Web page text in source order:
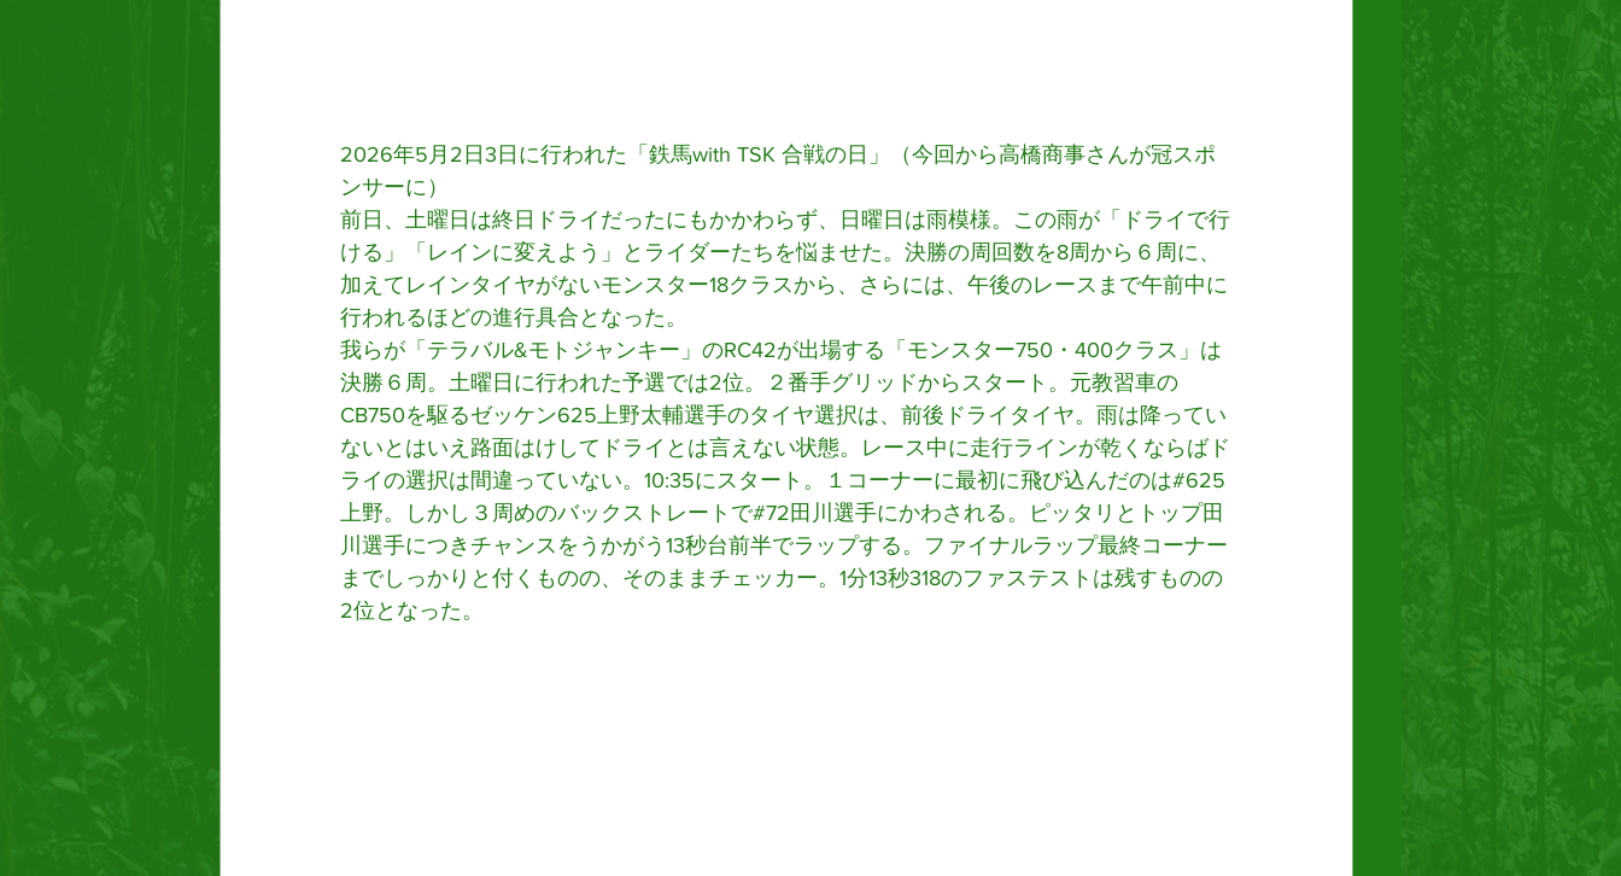
2026年5月2日3日に行われた「鉄馬with TSK 合戦の日」（今回から高橋商事さんが冠スポ
ンサーに）
前日、土曜日は終日ドライだったにもかかわらず、日曜日は雨模様。この雨が「ドライで行
ける」「レインに変えよう」とライダーたちを悩ませた。決勝の周回数を8周から６周に、
加えてレインタイヤがないモンスター18クラスから、さらには、午後のレースまで午前中に
行われるほどの進行具合となった。
我らが「テラバル&モトジャンキー」のRC42が出場する「モンスター750・400クラス」は
決勝６周。土曜日に行われた予選では2位。２番手グリッドからスタート。元教習車の
CB750を駆るゼッケン625上野太輔選手のタイヤ選択は、前後ドライタイヤ。雨は降ってい
ないとはいえ路面はけしてドライとは言えない状態。レース中に走行ラインが乾くならばド
ライの選択は間違っていない。10:35にスタート。１コーナーに最初に飛び込んだのは#625
上野。しかし３周めのバックストレートで#72田川選手にかわされる。ピッタリとトップ田
川選手につきチャンスをうかがう13秒台前半でラップする。ファイナルラップ最終コーナー
までしっかりと付くものの、そのままチェッカー。1分13秒318のファステストは残すものの
2位となった。